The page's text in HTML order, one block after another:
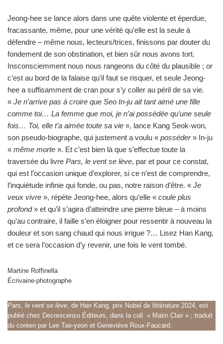
Jeong-hee se lance alors dans une quête violente et éperdue,
fracassante, même, pour une vérité qu’elle est la seule à
défendre – même nous, lecteurs/trices, finissons par douter du
fondement de son obstination, et bien sûr nous avons tort.
Insconsciemment nous nous rangeons du côté du plausible ; or
c’est au bord de la falaise qu’il faut se risquer, et seule Jeong-
hee a suffisamment de cran pour s’y coller au péril de sa vie.
« Je n’arrive pas à croire que Seo In-ju ait tant aimé une fille
comme toi… La femme que moi, je n’ai possédée qu’une seule
fois… Toi, elle t’a aimée toute sa vie », lance Kang Seok-won,
son pseudo-biographe, qui justement a voulu « posséder» In-ju
« même morte ». Et c’est bien là que s’effectue toute la
traversée du livre Pars, le vent se lève, par et pour ce constat,
qui est l’occasion unique d’explorer, si ce n’est de comprendre,
l’inquiétude infinie qui fonde, ou pas, notre raison d’être. « Je
veux vivre », répète Jeong-hee, alors qu’elle « coule plus
profond» et qu’il s’agira d’atteindre une pierre bleue – à moins
qu’au contraire, il faille s’en éloigner pour ressentir à nouveau la
douleur et son sang chaud qui nous irrigue ?… Lisez Han Kang,
et ce sera l’occasion d’y revenir, une fois le vent tombé.
Martine Roffinella
Écrivaine-photographe
Pars, le vent se lève , de Han Kang, prix Nobel de littérature 2024, est
publié chez Decrescenzo Éditeurs, dans la coll. « Matin Clair » ; traduit
du coréen par Lee Tae-yeon et Geneviève Roux-Faucard.